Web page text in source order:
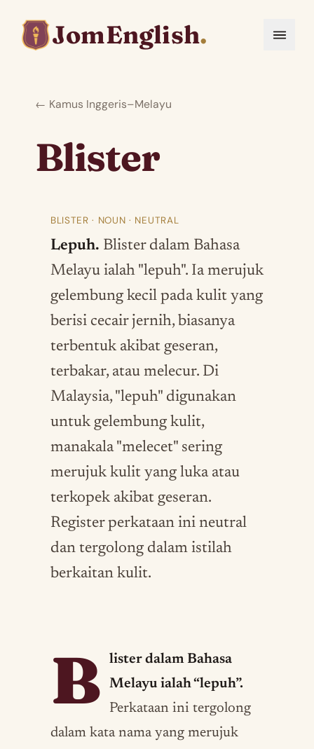
JomEnglish.
← Kamus Inggeris–Melayu
Blister
BLISTER · NOUN · NEUTRAL
Lepuh. Blister dalam Bahasa
Melayu ialah "lepuh". Ia merujuk
gelembung kecil pada kulit yang
berisi cecair jernih, biasanya
terbentuk akibat geseran,
terbakar, atau melecur. Di
Malaysia, "lepuh" digunakan
untuk gelembung kulit,
manakala "melecet" sering
merujuk kulit yang luka atau
terkopek akibat geseran.
Register perkataan ini neutral
dan tergolong dalam istilah
berkaitan kulit.
B
lister dalam Bahasa
Melayu ialah “lepuh”.
Perkataan ini tergolong
dalam kata nama yang merujuk